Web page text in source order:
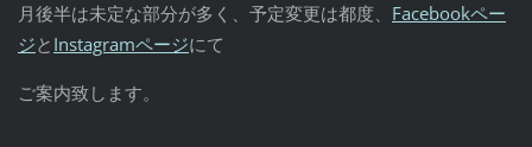
月後半は未定な部分が多く、予定変更は都度、 Facebookペー
ジと Instagramページにて
ご案内致します。